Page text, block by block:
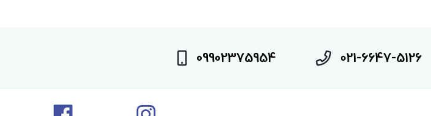
021-6647-5126
09902375954